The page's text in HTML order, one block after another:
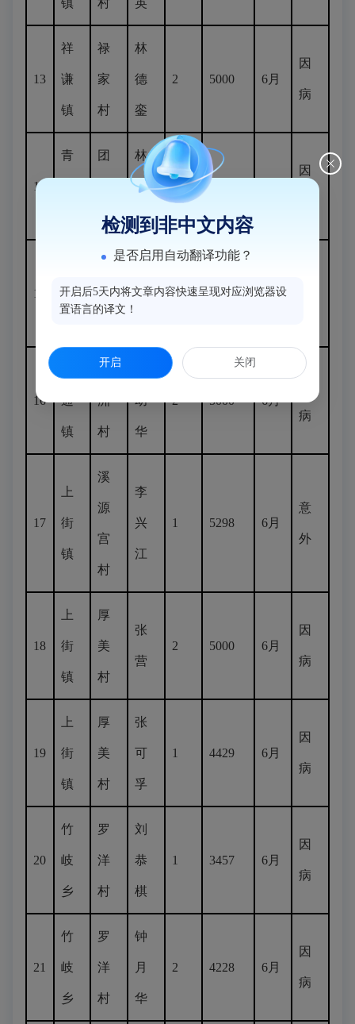
镇 村 英
13
祥
谦
镇
禄
家
村
林
德
銮
2 5000 6月
因
病
14
青 团
村
林
国
兴
1 2288
因
15 通
建
南
徐
增 1 3481 6月
16 通
镇
罗
洲
村
幼
华
2 5000 6月
病
17
上
街
镇
溪
源
宫
村
李
兴
江
1 5298 6月
意
外
18
上
街
镇
厚
美
村
张
营
2 5000 6月
因
病
19
上
街
镇
厚
美
村
张
可
孚
1 4429 6月
因
病
20
竹
岐
乡
罗
洋
村
刘
恭
棋
1 3457 6月
因
病
21
竹
岐
乡
罗
洋
村
钟
月
华
2 4228 6月
因
病
检测到非中文内容
是否启用自动翻译功能？
开启后5天内将文章内容快速呈现对应浏览器设
置语言的译文！
开启 关闭